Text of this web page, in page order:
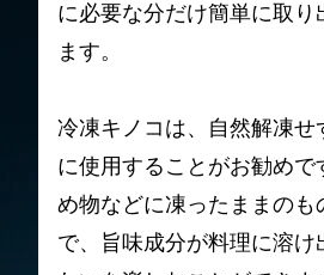
に必要な分だけ簡単に取り
ます。
冷凍キノコは、自然解凍せ
に使用することがお勧めで
め物などに凍ったままのも
で、旨味成分が料理に溶け